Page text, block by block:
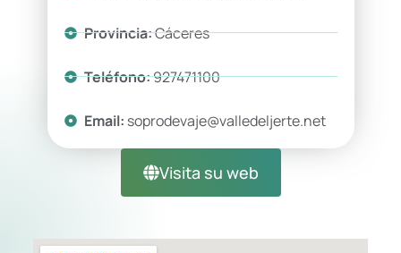
Provincia:Cáceres
Teléfono:927471100
Email: soprodevaje@valledeljerte.net
Visita su web